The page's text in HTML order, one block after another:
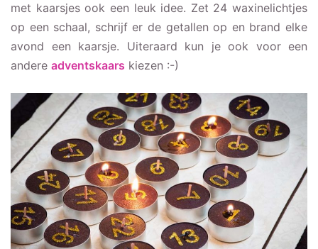
met kaarsjes ook een leuk idee. Zet 24 waxinelichtjes
op een schaal, schrijf er de getallen op en brand elke
avond een kaarsje. Uiteraard kun je ook voor een
andere adventskaars kiezen :-)